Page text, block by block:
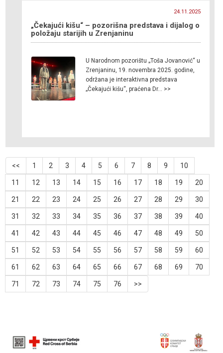
24.11.2025
„Čekajući kišu“ – pozorišna predstava i dijalog o
položaju starijih u Zrenjaninu
U Narodnom pozorištu „Toša Jovanović“ u
Zrenjaninu, 19. novembra 2025. godine,
održana je interaktivna predstava
„Čekajući kišu“, praćena Dr… >>
<< 1 2 3 4 5 6 7 8 9 10
11 12 13 14 15 16 17 18 19 20
21 22 23 24 25 26 27 28 29 30
31 32 33 34 35 36 37 38 39 40
41 42 43 44 45 46 47 48 49 50
51 52 53 54 55 56 57 58 59 60
61 62 63 64 65 66 67 68 69 70
71 72 73 74 75 76 >>